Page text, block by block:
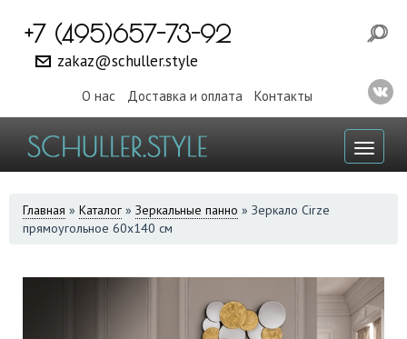
+7 (495)657-73-92
zakaz@schuller.style
О нас Доставка и оплата Контакты
ВЫ
ЗДЕСЬ
Главная » Каталог » Зеркальные панно » Зеркало Cirze
прямоугольное 60x140 см